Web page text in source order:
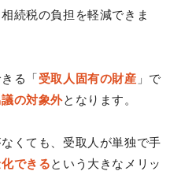
続税の負担を軽減できま
る「受取人固有の財産 」で
の対象外となります。
くても、受取人が単独で手
できるという大きなメリッ